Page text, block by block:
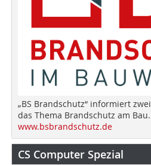
„BS Brandschutz“ informiert
das Thema Brandschutz am Bau.
www.bsbrandschutz.de
CS Computer Spezial